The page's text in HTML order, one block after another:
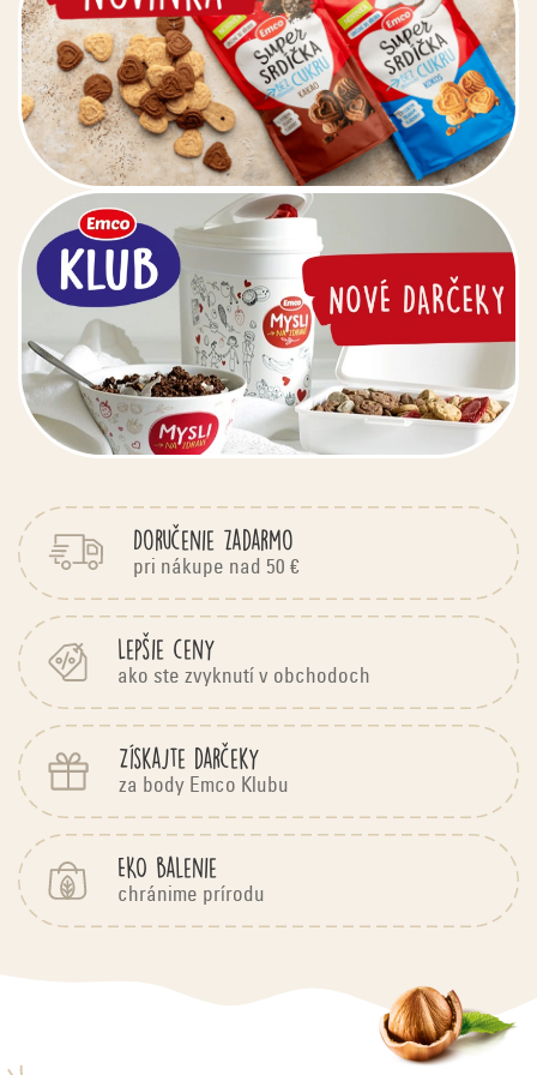
Doručenie zadarmo
pri nákupe nad 50 €
Lepšie ceny
ako ste zvyknutí v obchodoch
Získajte darčeky
za body Emco Klubu
EKO balenie
chránime prírodu